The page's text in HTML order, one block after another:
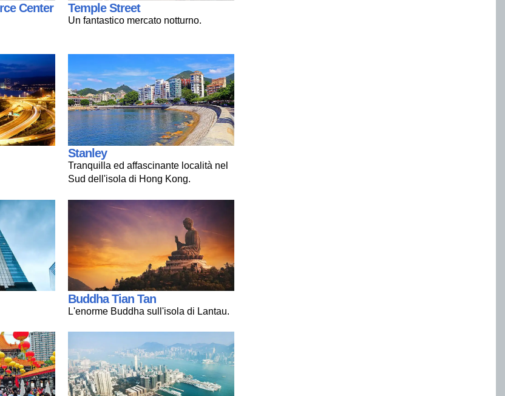
Center Temple Street
Un fantastico mercato notturno.
Stanley
Tranquilla ed affascinante località nel
Sud dell'isola di Hong Kong.
Buddha Tian Tan
L'enorme Buddha sull'isola di Lantau.